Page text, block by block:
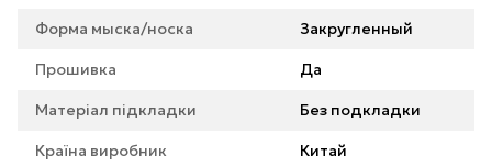
Форма мыска/носка Закругленный
Прошивка Да
Матеріал підкладки Без подкладки
Країна виробник Китай